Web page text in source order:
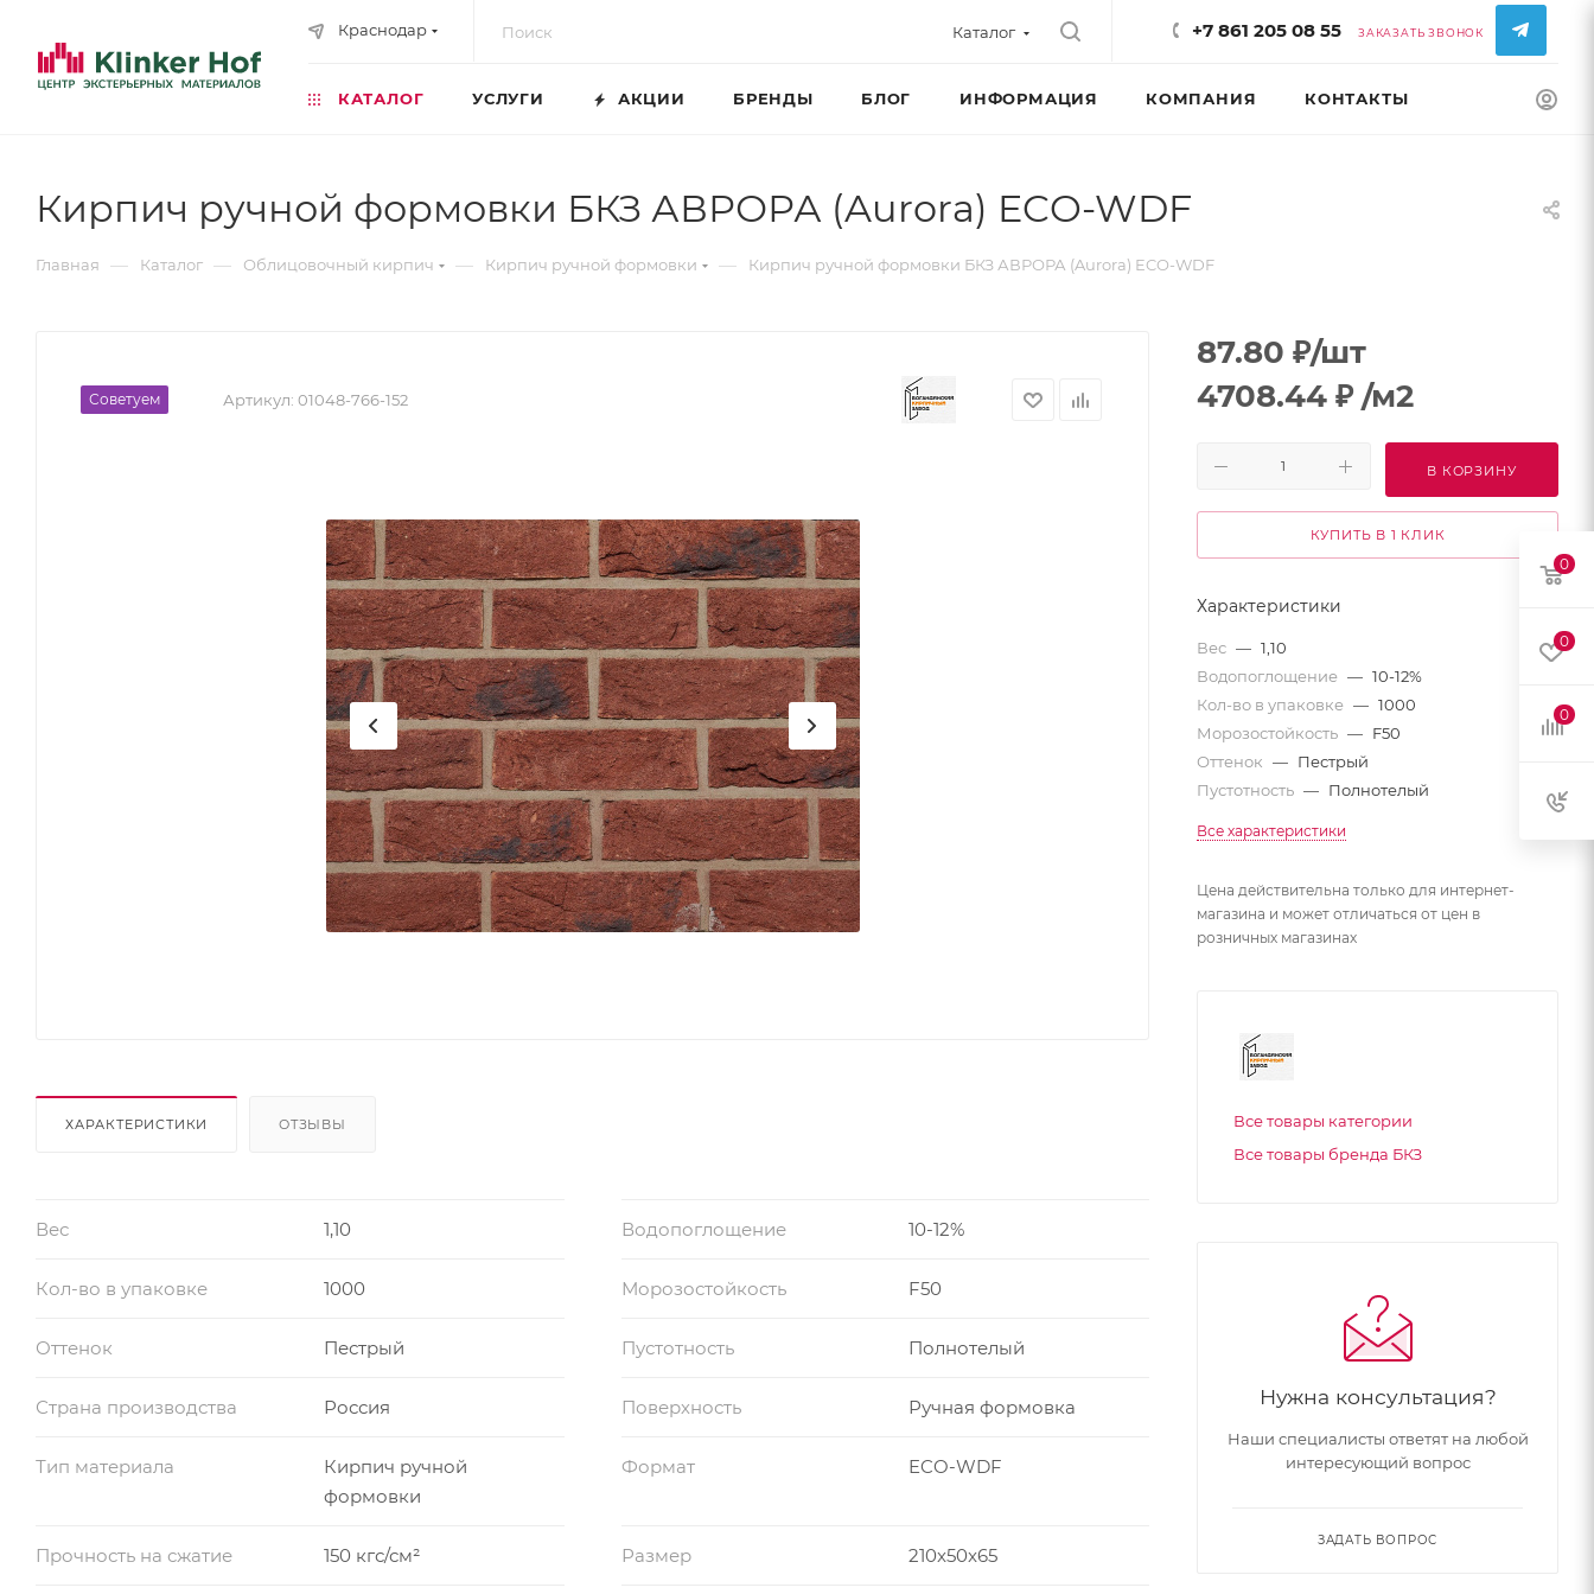
Краснодар Каталог +7 861 205 08 55 ЗАКАЗАТЬ ЗВОНОК
КАТАЛОГ УСЛУГИ АКЦИИ БРЕНДЫ БЛОГ ИНФОРМАЦИЯ КОМПАНИЯ КОНТАКТЫ
Кирпич ручной формовки БКЗ АВРОРА (Aurora) ECO-WDF
Главная — Каталог — Облицовочный кирпич — Кирпич ручной формовки — Кирпич ручной формовки БКЗ АВРОРА (Aurora) ECO-WDF
Советуем Артикул: 01048-766-152
ХАРАКТЕРИСТИКИ ОТЗЫВЫ
Вес 1,10 Водопоглощение 10-12%
Кол-во в упаковке 1000 Морозостойкость F50
Оттенок Пестрый Пустотность Полнотелый
Страна производства Россия Поверхность Ручная формовка
Тип материала
Кирпич ручной
формовки
Формат ECO-WDF
Прочность на сжатие 150 кгс/см² Размер 210x50x65
87.80 ₽/шт
4708.44 ₽ /м2
В КОРЗИНУ
КУПИТЬ В 1 КЛИК
Характеристики
Вес — 1,10
Водопоглощение — 10-12%
Кол-во в упаковке — 1000
Морозостойкость — F50
Оттенок — Пестрый
Пустотность — Полнотелый
Все характеристики
Цена действительна только для интернет-
магазина и может отличаться от цен в
розничных магазинах
Все товары категории
Все товары бренда БКЗ
Нужна консультация?
Наши специалисты ответят на любой
интересующий вопрос
ЗАДАТЬ ВОПРОС
0
0
0